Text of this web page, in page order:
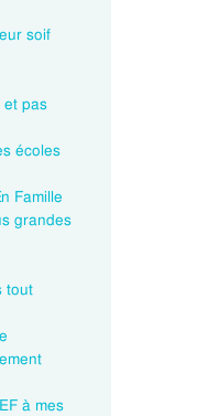
soif
et pas
écoles
Famille
grandes
tout
à mes